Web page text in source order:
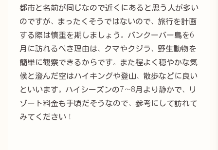
都市と名前が同じなので近くにあると思う人が多い
のですが、まったくそうではないので、旅行を計画
する際は慎重を期しましょう。バンクーバー島を6
月に訪れるべき理由は、クマやクジラ、野生動物を
簡単に観察できるからです。また程よく穏やかな気
候と澄んだ空はハイキングや登山、散歩などに良い
といいます。ハイシーズンの7〜8月より静かで、リ
ゾート料金も手頃だそうなので、参考にして訪れて
みてください！